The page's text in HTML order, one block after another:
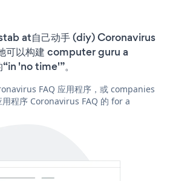
at自己动手 (diy) Coronavirus
可以构建 computer guru a
'no time'”。
FAQ 应用程序，或 companies
程序 Coronavirus FAQ 的 for a